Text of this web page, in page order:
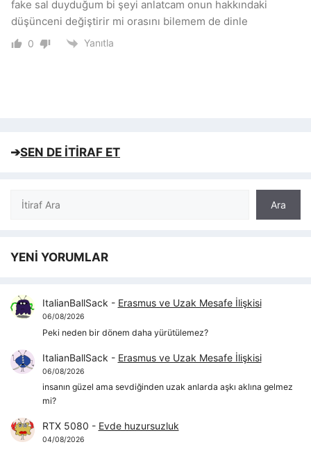
fake sal duyduğum bi şeyi anlatcam onun hakkındaki
düşünceni değiştirir mi orasını bilemem de dinle
0 Yanıtla
➔SEN DE İTİRAF ET
Ara
Ara
YENİ YORUMLAR
ItalianBallSack - Erasmus ve Uzak Mesafe İlişkisi
06/08/2026
Peki neden bir dönem daha yürütülemez?
ItalianBallSack - Erasmus ve Uzak Mesafe İlişkisi
06/08/2026
insanın güzel ama sevdiğinden uzak anlarda aşkı aklına gelmez
mi?
RTX 5080 - Evde huzursuzluk
04/08/2026